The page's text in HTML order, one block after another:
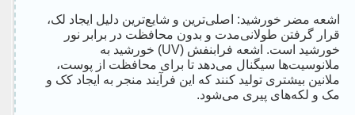
اشعه مضر خورشید: اصلی‌ترین و شایع‌ترین دلیل ایجاد لک،
قرار گرفتن طولانی‌مدت و بدون محافظت در برابر نور
خورشید است. اشعه فرابنفش (UV) خورشید به
ملانوسیت‌ها سیگنال می‌دهد تا برای محافظت از پوست،
ملانین بیشتری تولید کنند که این فرآیند منجر به ایجاد کک و
مک و لکه‌های پیری می‌شود.